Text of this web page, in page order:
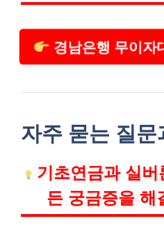
경남은행 무이자
자주 묻는 질문
기초연금과 실
든 궁금증을 해